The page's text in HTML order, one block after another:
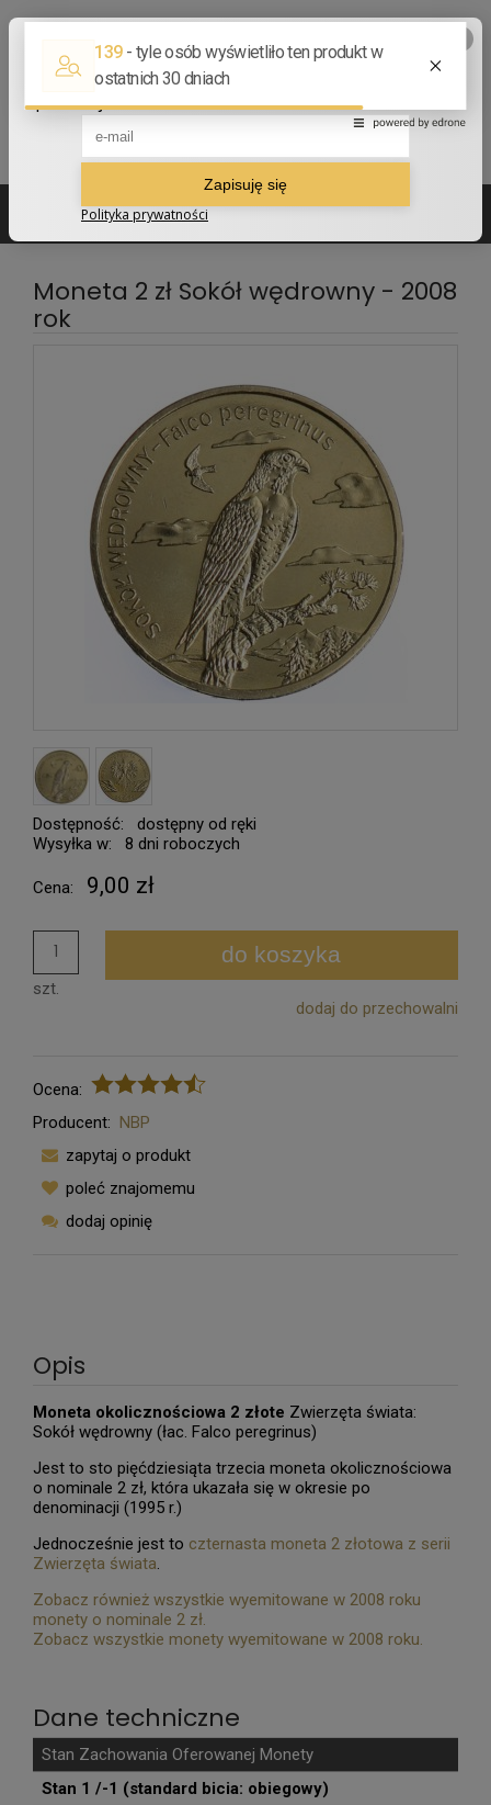
Moneta 2 zł Sokół wędrowny - 2008
rok
Dostępność:
dostępny od ręki
Wysyłka w:
8 dni roboczych
Cena: 9,00 zł
szt.
do koszyka
dodaj do przechowalni
Ocena:
Producent:
NBP
zapytaj o produkt
poleć znajomemu
dodaj opinię
Opis
Moneta okolicznościowa 2 złote Zwierzęta świata:
Sokół wędrowny (łac. Falco peregrinus)
Jest to sto pięćdziesiąta trzecia moneta okolicznościowa
o nominale 2 zł, która ukazała się w okresie po
denominacji (1995 r.)
Jednocześnie jest to czternasta moneta 2 złotowa z serii
Zwierzęta świata.
Zobacz również wszystkie wyemitowane w 2008 roku
monety o nominale 2 zł.
Zobacz wszystkie monety wyemitowane w 2008 roku.
Dane techniczne
Stan Zachowania Oferowanej Monety
Stan 1 /-1 (standard bicia: obiegowy)